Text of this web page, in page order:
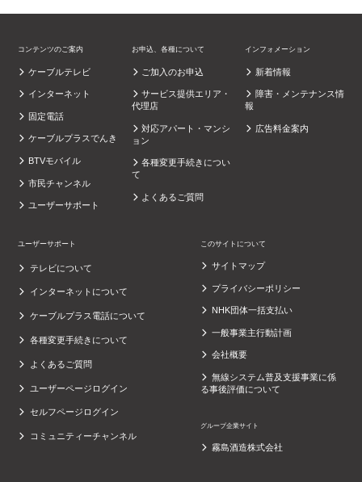
コンテンツのご案内
ケーブルテレビ
インターネット
固定電話
ケーブルプラスでんき
BTVモバイル
市民チャンネル
ユーザーサポート
お申込、各種について
ご加入のお申込
サービス提供エリア・
代理店
対応アパート・マンシ
ョン
各種変更手続きについ
て
よくあるご質問
インフォメーション
新着情報
障害・メンテナンス情
報
広告料金案内
ユーザーサポート
テレビについて
インターネットについて
ケーブルプラス電話について
各種変更手続きについて
よくあるご質問
ユーザーページログイン
セルフページログイン
コミュニティーチャンネル
このサイトについて
サイトマップ
プライバシーポリシー
NHK団体一括支払い
一般事業主行動計画
会社概要
無線システム普及支援事業に係
る事後評価について
グループ企業サイト
霧島酒造株式会社